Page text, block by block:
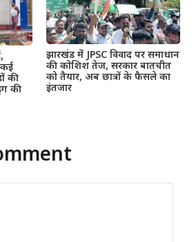
की
की
झारखंड में JPSC विवाद पर समाधान
की कोशिश तेज, सरकार बातचीत
को तैयार, अब छात्रों के फैसले का
इंतजार